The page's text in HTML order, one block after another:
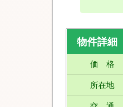
物件詳細
価 格
所在地